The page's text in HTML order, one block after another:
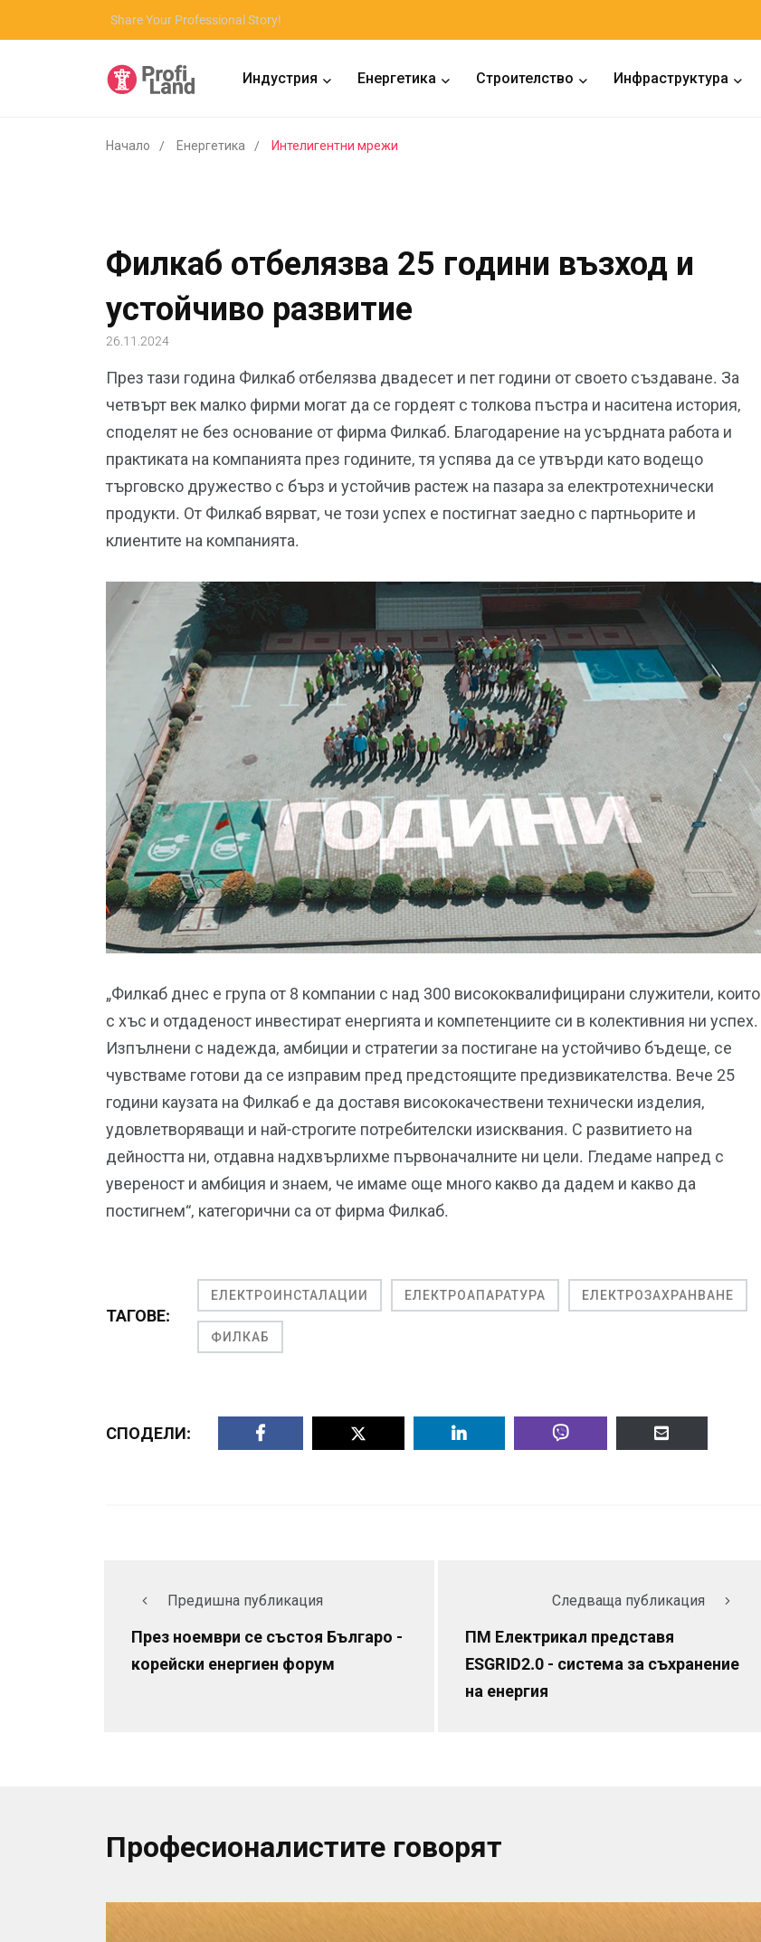
Share Your Professional Story!
Индустрия Енергетика Строителство Инфраструктура
Начало Енергетика Интелигентни мрежи
Филкаб отбелязва 25 години възход и
устойчиво развитие
26.11.2024
През тази година Филкаб отбелязва двадесет и пет години от своето създаване. За
четвърт век малко фирми могат да се гордеят с толкова пъстра и наситена история,
споделят не без основание от фирма Филкаб. Благодарение на усърдната работа и
практиката на компанията през годините, тя успява да се утвърди като водещо
търговско дружество с бърз и устойчив растеж на пазара за електротехнически
продукти. От Филкаб вярват, че този успех е постигнат заедно с партньорите и
клиентите на компанията.
„Филкаб днес е група от 8 компании с над 300 висококвалифицирани служители, които
с хъс и отдаденост инвестират енергията и компетенциите си в колективния ни успех.
Изпълнени с надежда, амбиции и стратегии за постигане на устойчиво бъдеще, се
чувстваме готови да се изправим пред предстоящите предизвикателства. Вече 25
години каузата на Филкаб е да доставя висококачествени технически изделия,
удовлетворяващи и най-строгите потребителски изисквания. С развитието на
дейността ни, отдавна надхвърлихме първоначалните ни цели. Гледаме напред с
увереност и амбиция и знаем, че имаме още много какво да дадем и какво да
постигнем“, категорични са от фирма Филкаб.
ТАГОВЕ:
ЕЛЕКТРОИНСТАЛАЦИИ ЕЛЕКТРОАПАРАТУРА ЕЛЕКТРОЗАХРАНВАНЕ
ФИЛКАБ
СПОДЕЛИ:
Предишна публикация
През ноември се състоя Българо -
корейски енергиен форум
Следваща публикация
ПМ Електрикал представя
ESGRID2.0 - система за съхранение
на енергия
Професионалистите говорят